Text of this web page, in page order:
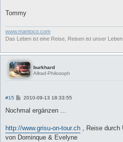
Tommy
www.mantoco.com
Das Leben ist eine Reise, Reisen ist unser
burkhard
Allrad-Philosoph
#15
B
i
a
g
2010-09-13 18:33:55
Nochmal ergänzen ...
http://www.grisu-on-tour.ch , Reise durch
von Dominque & Evelyne